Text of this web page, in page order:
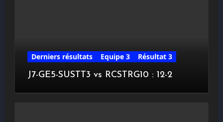
Derniers résultats Equipe 3
Résultat 3
J7-GE5-SUSTT3 vs RCSTRG10 : 12-2